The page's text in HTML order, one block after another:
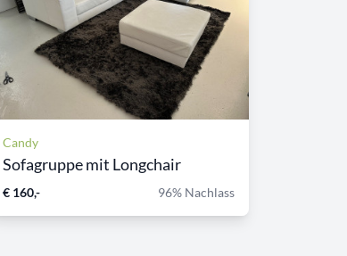
Candy
Sofagruppe mit Longchair
€ 160,- 96% Nachlass